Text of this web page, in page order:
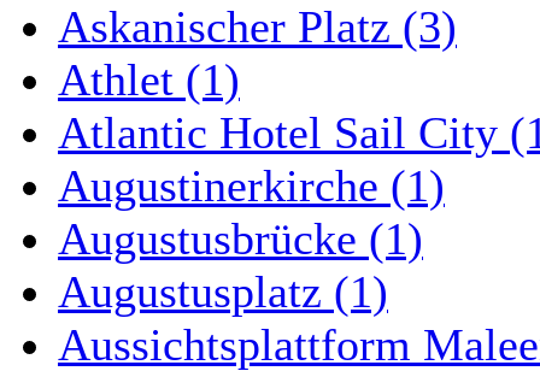
Askanischer Platz (3)
Athlet (1)
Atlantic Hotel Sail City
Augustinerkirche (1)
Augustusbrücke (1)
Augustusplatz (1)
Aussichtsplattform